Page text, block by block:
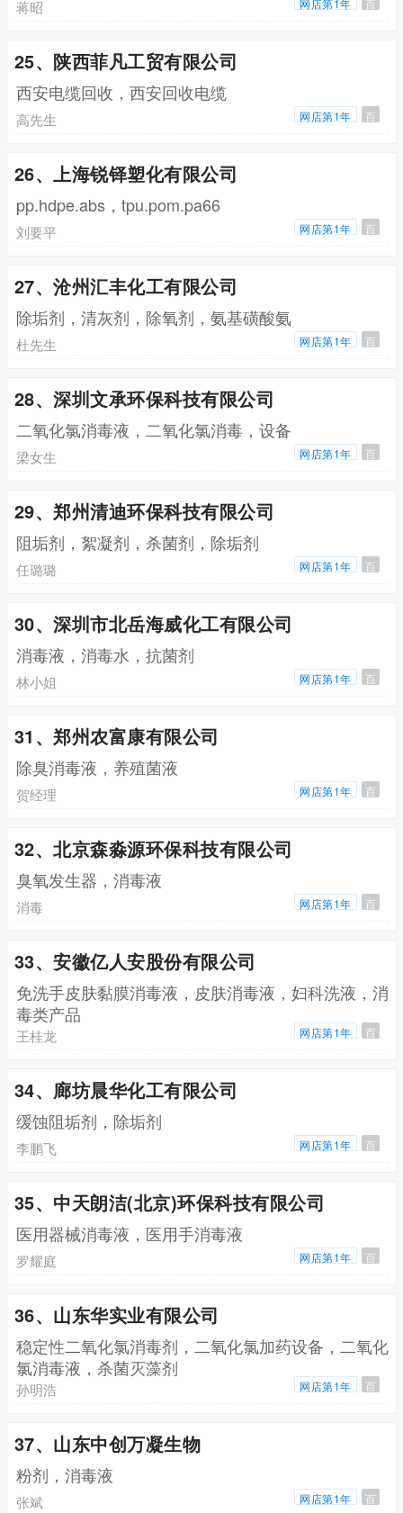
蒋昭 网店第1年 百
25、陕西菲凡工贸有限公司
西安电缆回收，西安回收电缆
高先生 网店第1年 百
26、上海锐铎塑化有限公司
pp.hdpe.abs，tpu.pom.pa66
刘要平 网店第1年 百
27、沧州汇丰化工有限公司
除垢剂，清灰剂，除氧剂，氨基磺酸氨
杜先生 网店第1年 百
28、深圳文承环保科技有限公司
二氧化氯消毒液，二氧化氯消毒，设备
梁女生 网店第1年 百
29、郑州清迪环保科技有限公司
阻垢剂，絮凝剂，杀菌剂，除垢剂
任璐璐 网店第1年 百
30、深圳市北岳海威化工有限公司
消毒液，消毒水，抗菌剂
林小姐 网店第1年 百
31、郑州农富康有限公司
除臭消毒液，养殖菌液
贺经理 网店第1年 百
32、北京森淼源环保科技有限公司
臭氧发生器，消毒液
消毒 网店第1年 百
33、安徽亿人安股份有限公司
免洗手皮肤黏膜消毒液，皮肤消毒液，妇科洗液，消
毒类产品
王桂龙 网店第1年 百
34、廊坊晨华化工有限公司
缓蚀阻垢剂，除垢剂
李鹏飞 网店第1年 百
35、中天朗洁(北京)环保科技有限公司
医用器械消毒液，医用手消毒液
罗耀庭 网店第1年 百
36、山东华实业有限公司
稳定性二氧化氯消毒剂，二氧化氯加药设备，二氧化
氯消毒液，杀菌灭藻剂
孙明浩 网店第1年 百
37、山东中创万凝生物
粉剂，消毒液
张斌 网店第1年 百